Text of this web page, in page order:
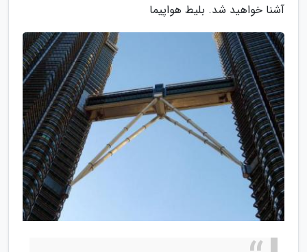
آشنا خواهید شد. بلیط هواپیما